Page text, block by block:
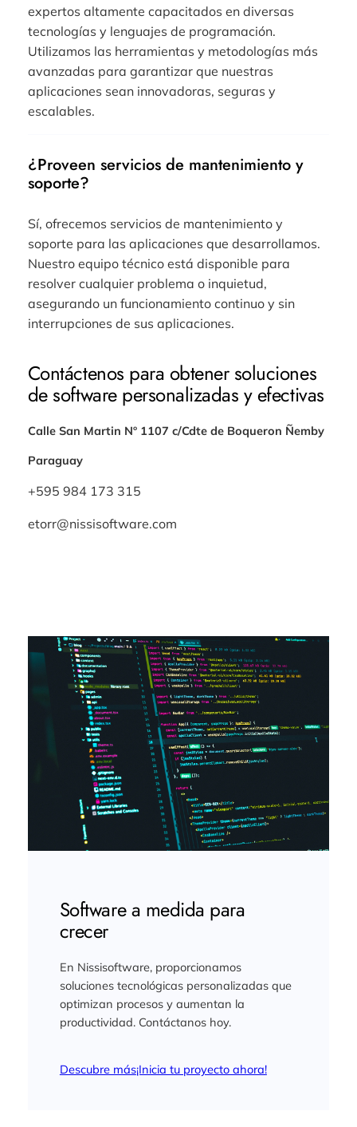
expertos altamente capacitados en diversas
tecnologías y lenguajes de programación.
Utilizamos las herramientas y metodologías más
avanzadas para garantizar que nuestras
aplicaciones sean innovadoras, seguras y
escalables.
¿Proveen servicios de mantenimiento y
soporte?
Sí, ofrecemos servicios de mantenimiento y
soporte para las aplicaciones que desarrollamos.
Nuestro equipo técnico está disponible para
resolver cualquier problema o inquietud,
asegurando un funcionamiento continuo y sin
interrupciones de sus aplicaciones.
Contáctenos para obtener soluciones
de software personalizadas y efectivas
Calle San Martin Nº 1107 c/Cdte de Boqueron Ñemby
Paraguay
+595 984 173 315
etorr@nissisoftware.com
Software a medida para
crecer
En Nissisoftware, proporcionamos
soluciones tecnológicas personalizadas que
optimizan procesos y aumentan la
productividad. Contáctanos hoy.
Descubre más¡Inicia tu proyecto ahora!